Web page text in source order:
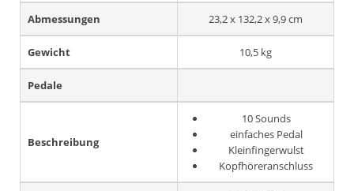
Abmessungen 23,2 x 132,2 x 9,9 cm
Gewicht 10,5 kg
Pedale
Beschreibung
10 Sounds
einfaches Pedal
Kleinfingerwulst
Kopfhöreranschluss